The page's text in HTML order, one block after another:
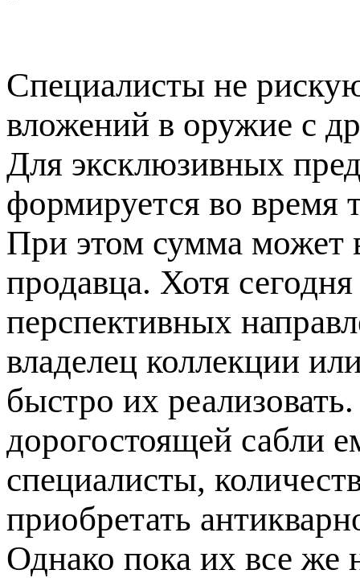
Специалисты не
вложений в оружие с
Для эксклюзивных
формируется во время
При этом сумма может
продавца. Хотя
перспективных
владелец коллекции
быстро их
дорогостоящей сабли
специалисты,
приобретать
Однако пока их все же